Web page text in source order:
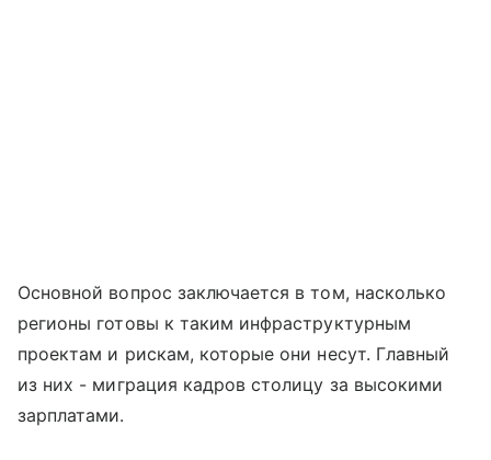
Основной вопрос заключается в том, насколько
регионы готовы к таким инфраструктурным
проектам и рискам, которые они несут. Главный
из них - миграция кадров столицу за высокими
зарплатами.